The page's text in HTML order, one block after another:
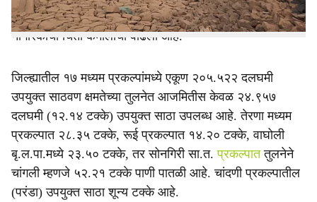
साठा २८.१७ टक्के इतका होता, ज्यामुळे यावर्षी प्रशासनासह
नागरिकांची चिंता कमालीची वाढली आहे.
जिल्ह्यातील १७ मध्यम प्रकल्पांमध्ये एकूण २०५.५२२ दलघमी
उपयुक्त साठवण क्षमतेच्या तुलनेत आजमितीस केवळ २४.९५७
दलघमी (१२.१४ टक्के) उपयुक्त साठा उपलब्ध आहे. तेरणा मध्यम
प्रकल्पात २८.३५ टक्के, रूई प्रकल्पात १४.२० टक्के, वाघोली
बृ.ल.पा.मध्ये २३.५० टक्के, तर सोनगिरी सा.त.प्रकल्पाततुलनेने
चांगली म्हणजे ५२.२१ टक्के पाणी पातळी आहे. चांदणी प्रकल्पातील
(परंडा) उपयुक्त साठा शून्य टक्के आहे.